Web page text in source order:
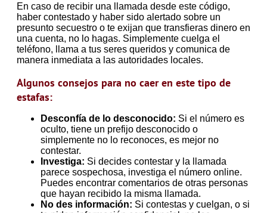
En caso de recibir una llamada desde este código,
haber contestado y haber sido alertado sobre un
presunto secuestro o te exijan que transfieras dinero en
una cuenta, no lo hagas. Simplemente cuelga el
teléfono, llama a tus seres queridos y comunica de
manera inmediata a las autoridades locales.
Algunos consejos para no caer en este tipo de
estafas:
Desconfía de lo desconocido: Si el número es
oculto, tiene un prefijo desconocido o
simplemente no lo reconoces, es mejor no
contestar.
Investiga: Si decides contestar y la llamada
parece sospechosa, investiga el número online.
Puedes encontrar comentarios de otras personas
que hayan recibido la misma llamada.
No des información: Si contestas y cuelgan, o si